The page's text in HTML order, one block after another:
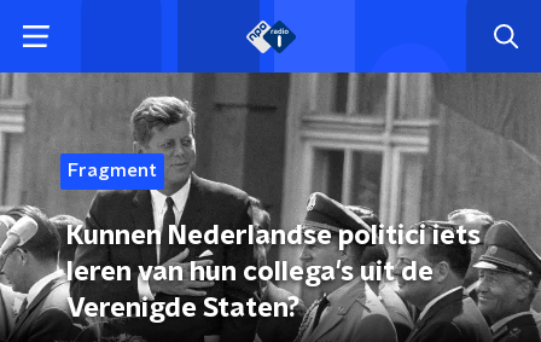
Fragment
Kunnen Nederlandse politici iets
leren van hun collega's uit de
Verenigde Staten?